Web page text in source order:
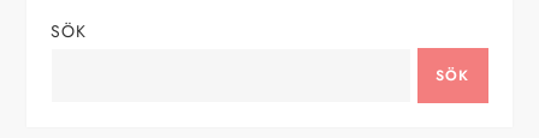
g
SÖK
SÖK